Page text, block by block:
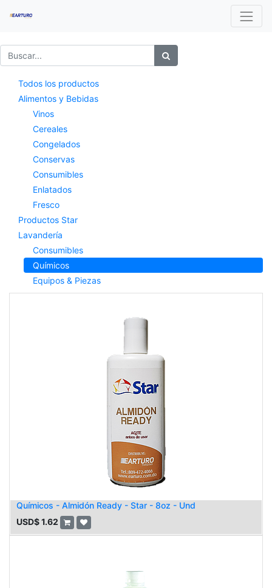
Todos los productos
Alimentos y Bebidas
Vinos
Cereales
Congelados
Conservas
Consumibles
Enlatados
Fresco
Productos Star
Lavandería
Consumibles
Químicos
Equipos & Piezas
Químicos - Almidón Ready - Star - 8oz - Und
USD$1.62